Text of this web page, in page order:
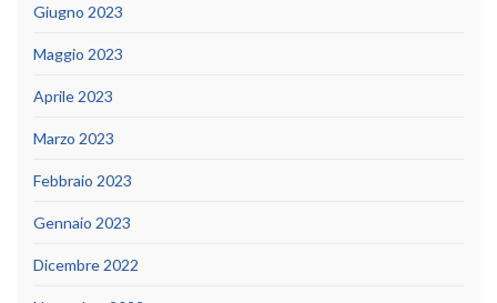
Giugno 2023
Maggio 2023
Aprile 2023
Marzo 2023
Febbraio 2023
Gennaio 2023
Dicembre 2022